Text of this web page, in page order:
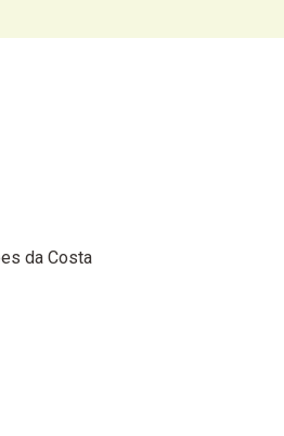
da Costa